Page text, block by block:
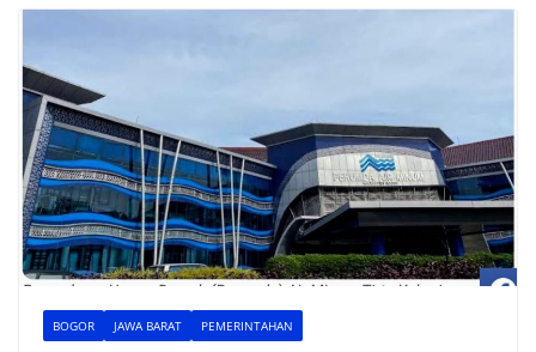
BOGOR JAWA BARAT PEMERINTAHAN